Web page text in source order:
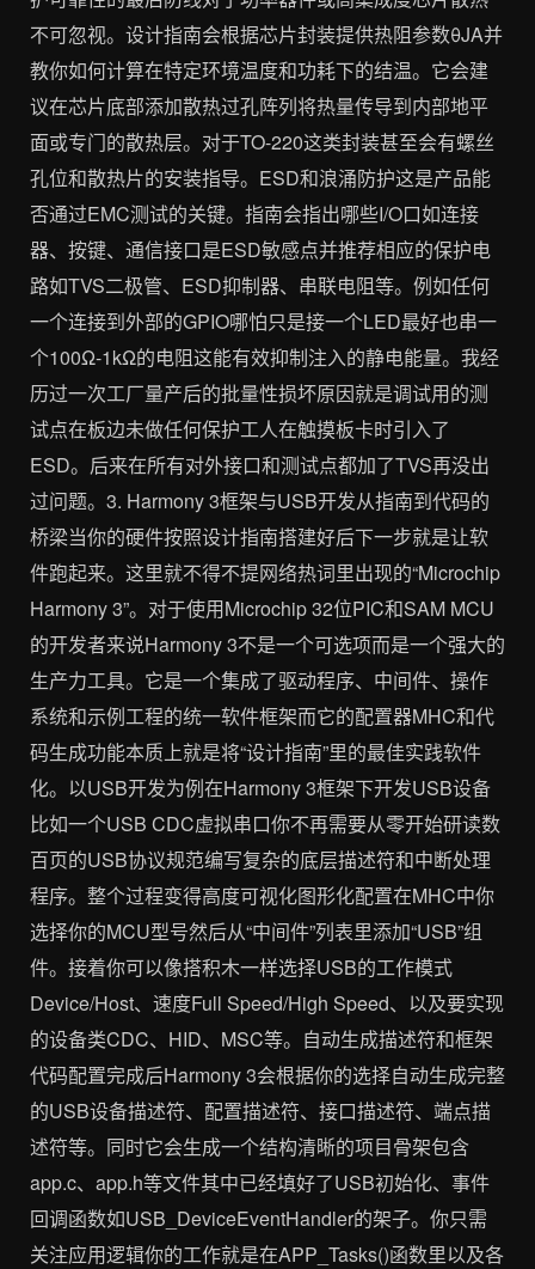
不可忽视。设计指南会根据芯片封装提供热阻参数θJA并
教你如何计算在特定环境温度和功耗下的结温。它会建
议在芯片底部添加散热过孔阵列将热量传导到内部地平
面或专门的散热层。对于TO-220这类封装甚至会有螺丝
孔位和散热片的安装指导。ESD和浪涌防护这是产品能
否通过EMC测试的关键。指南会指出哪些I/O口如连接
器、按键、通信接口是ESD敏感点并推荐相应的保护电
路如TVS二极管、ESD抑制器、串联电阻等。例如任何
一个连接到外部的GPIO哪怕只是接一个LED最好也串一
个100Ω-1kΩ的电阻这能有效抑制注入的静电能量。我经
历过一次工厂量产后的批量性损坏原因就是调试用的测
试点在板边未做任何保护工人在触摸板卡时引入了
ESD。后来在所有对外接口和测试点都加了TVS再没出
过问题。3. Harmony 3框架与USB开发从指南到代码的
桥梁当你的硬件按照设计指南搭建好后下一步就是让软
件跑起来。这里就不得不提网络热词里出现的“Microchip
Harmony 3”。对于使用Microchip 32位PIC和SAM MCU
的开发者来说Harmony 3不是一个可选项而是一个强大的
生产力工具。它是一个集成了驱动程序、中间件、操作
系统和示例工程的统一软件框架而它的配置器MHC和代
码生成功能本质上就是将“设计指南”里的最佳实践软件
化。以USB开发为例在Harmony 3框架下开发USB设备
比如一个USB CDC虚拟串口你不再需要从零开始研读数
百页的USB协议规范编写复杂的底层描述符和中断处理
程序。整个过程变得高度可视化图形化配置在MHC中你
选择你的MCU型号然后从“中间件”列表里添加“USB”组
件。接着你可以像搭积木一样选择USB的工作模式
Device/Host、速度Full Speed/High Speed、以及要实现
的设备类CDC、HID、MSC等。自动生成描述符和框架
代码配置完成后Harmony 3会根据你的选择自动生成完整
的USB设备描述符、配置描述符、接口描述符、端点描
述符等。同时它会生成一个结构清晰的项目骨架包含
app.c、app.h等文件其中已经填好了USB初始化、事件
回调函数如USB_DeviceEventHandler的架子。你只需
关注应用逻辑你的工作就是在APP_Tasks()函数里以及各